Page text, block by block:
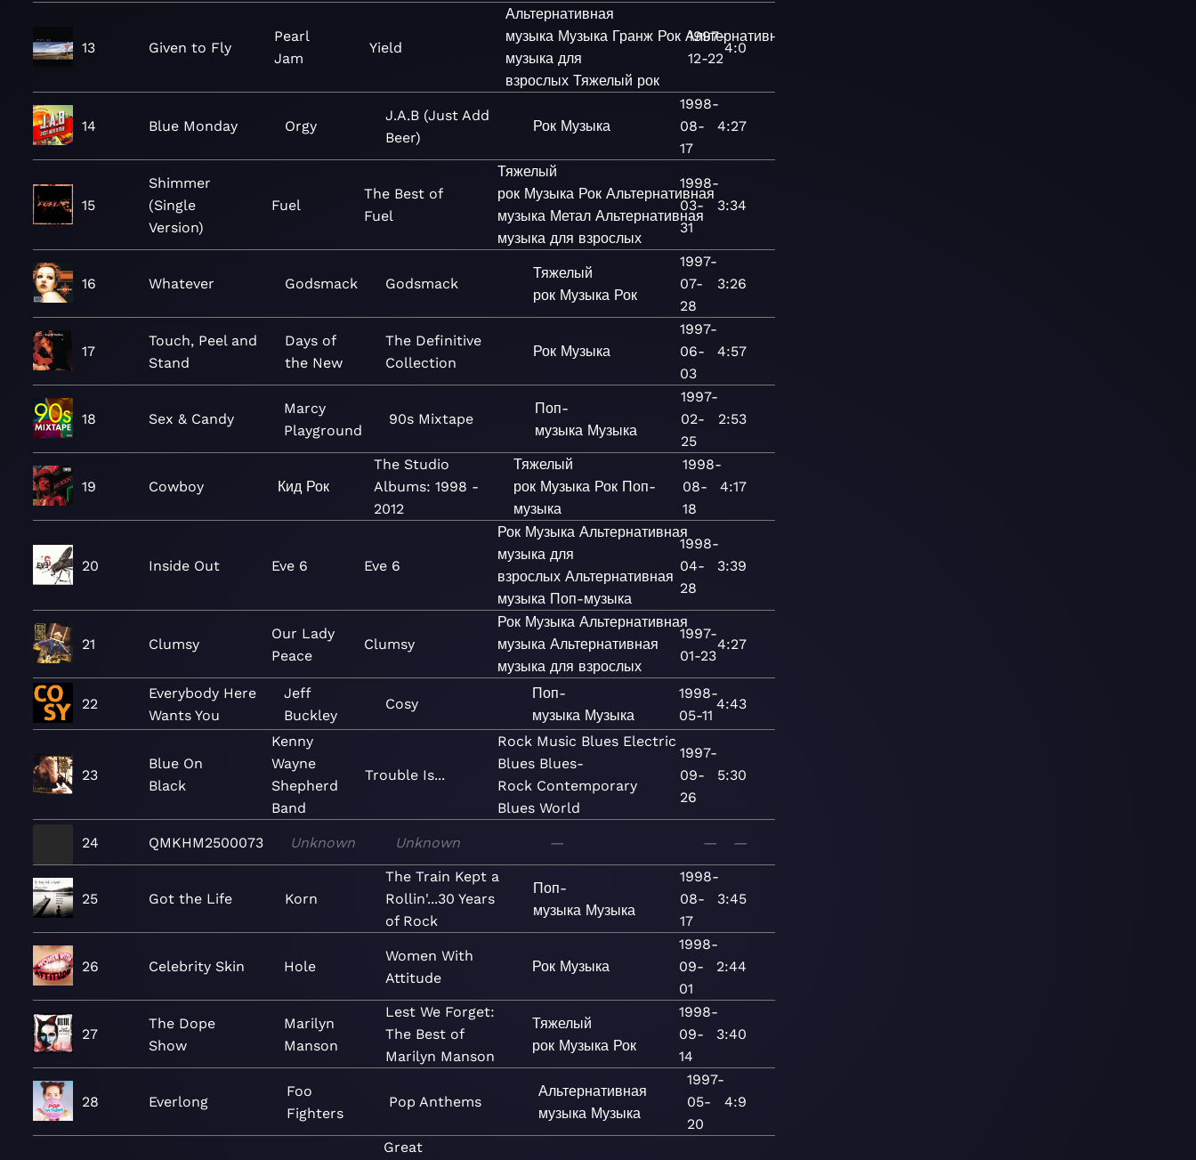
13 Given to Fly
Pearl
Jam
Yield
Альтернативная
музыка Музыка Гранж Рок Альтернативная
музыка для
взрослых Тяжелый рок
1997-
12-22
4:0
14 Blue Monday Orgy
J.A.B (Just Add
Beer)
Рок Музыка
1998-
08-
17
4:27
15
Shimmer
(Single
Version)
Fuel
The Best of
Fuel
Тяжелый
рок Музыка Рок Альтернативная
музыка Метал Альтернативная
музыка для взрослых
1998-
03-
31
3:34
16 Whatever Godsmack Godsmack
Тяжелый
рок Музыка Рок
1997-
07-
28
3:26
17
Touch, Peel and
Stand
Days of
the New
The Definitive
Collection
Рок Музыка
1997-
06-
03
4:57
18 Sex & Candy
Marcy
Playground
90s Mixtape
Поп-
музыка Музыка
1997-
02-
25
2:53
19 Cowboy Кид Рок
The Studio
Albums: 1998 -
2012
Тяжелый
рок Музыка Рок Поп-
музыка
1998-
08-
18
4:17
20 Inside Out Eve 6 Eve 6
Рок Музыка Альтернативная
музыка для
взрослых Альтернативная
музыка Поп-музыка
1998-
04-
28
3:39
21 Clumsy
Our Lady
Peace
Clumsy
Рок Музыка Альтернативная
музыка Альтернативная
музыка для взрослых
1997-
01-23
4:27
22
Everybody Here
Wants You
Jeff
Buckley
Cosy
Поп-
музыка Музыка
1998-
05-11
4:43
23
Blue On
Black
Kenny
Wayne
Shepherd
Band
Trouble Is...
Rock Music Blues Electric
Blues Blues-
Rock Contemporary
Blues World
1997-
09-
26
5:30
24 QMKHM2500073 Unknown Unknown — — —
25 Got the Life Korn
The Train Kept a
Rollin'...30 Years
of Rock
Поп-
музыка Музыка
1998-
08-
17
3:45
26 Celebrity Skin Hole
Women With
Attitude
Рок Музыка
1998-
09-
01
2:44
27
The Dope
Show
Marilyn
Manson
Lest We Forget:
The Best of
Marilyn Manson
Тяжелый
рок Музыка Рок
1998-
09-
14
3:40
28 Everlong
Foo
Fighters
Pop Anthems
Альтернативная
музыка Музыка
1997-
05-
20
4:9
Great